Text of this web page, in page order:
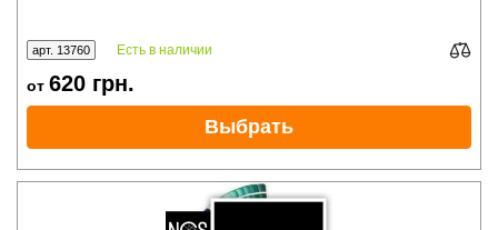
арт. 13760 Есть в наличии
от 620 грн.
Выбрать